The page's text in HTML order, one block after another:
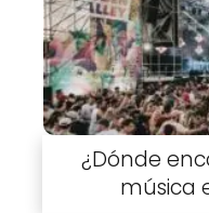
¿Dónde
música